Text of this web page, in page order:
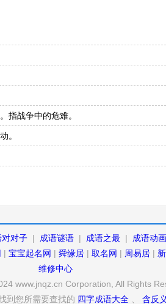
指战争中的危难。
。
对对子 | 成语谜语 | 成语之最 | 成语动画
| 宝宝起名网 | 舜缘居 | 取名网 | 周易居 |
维修中心
www.jnqz.cn Corporation, All Rights
到您所需要查找的 四字成语大全 含反